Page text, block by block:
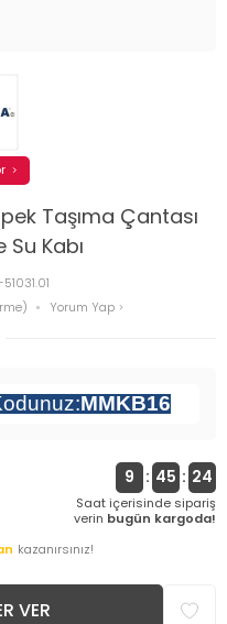
Taşıma Çantası
Kabı
Yorum Yap
MMKB16
9 : 45 : 24
Saat içerisinde sipariş
verin bugün kargoda!
kazanırsınız!
VER